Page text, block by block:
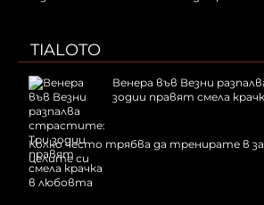
TIALOTO
Венера във Везни
зодии правят смела
Колко често трябва да тренирате в
целите си